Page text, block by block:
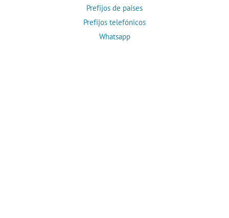
Prefijos de países
Prefijos telefónicos
Whatsapp